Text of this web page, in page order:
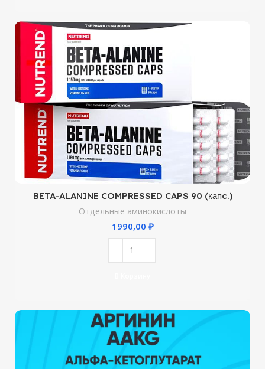
BETA-ALANINE COMPRESSED CAPS 90 (капc.)
Отдельные аминокислоты
₽